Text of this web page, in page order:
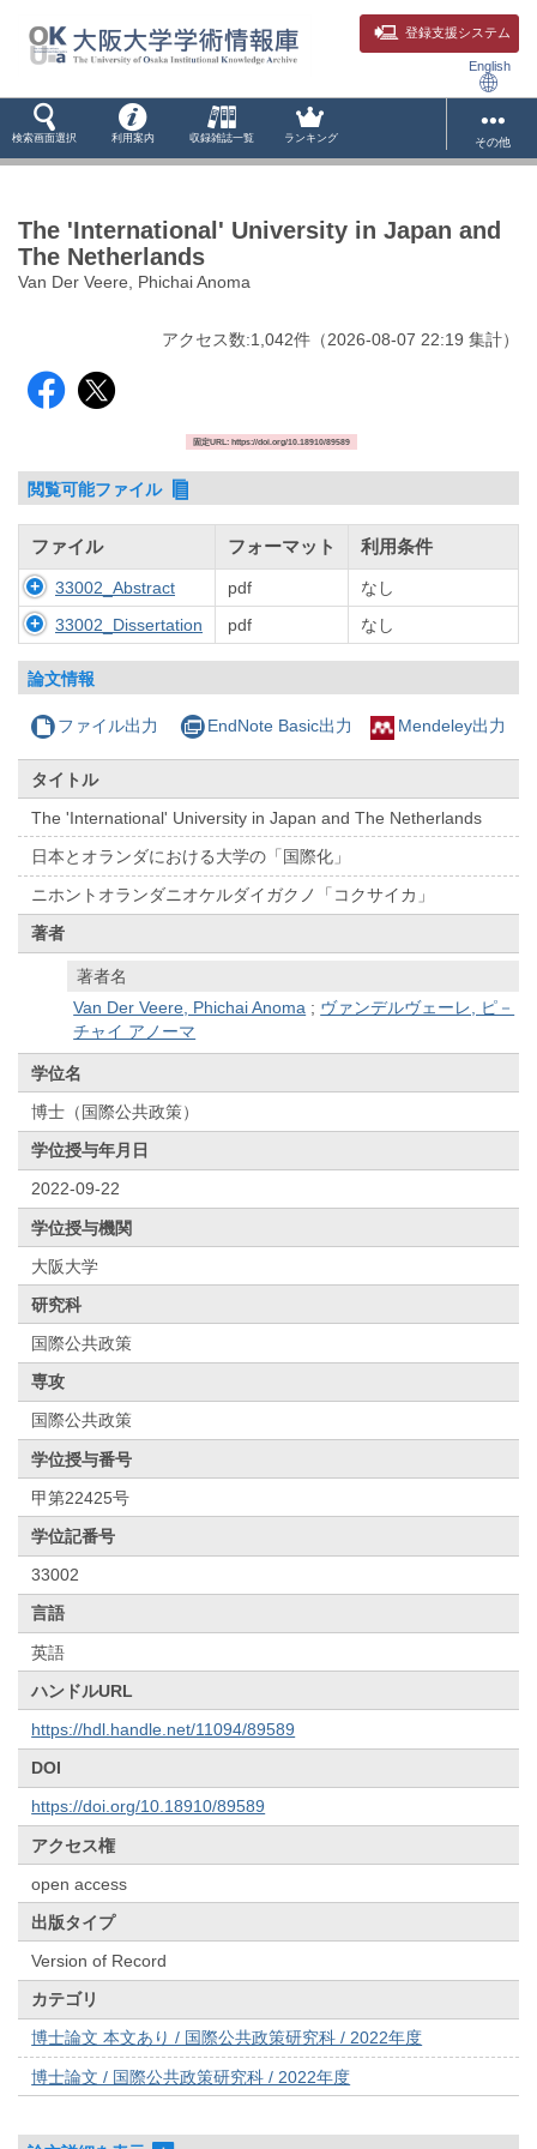
登録支援システム
English
検索画面選択 利用案内 収録雑誌一覧 ランキング その他
The 'International' University in Japan and
The Netherlands
Van Der Veere, Phichai Anoma
アクセス数:1,042件 （2026-08-07 22:19 集計）
固定URL: https://doi.org/10.18910/89589
閲覧可能ファイル
ファイル フォーマット 利用条件
33002_Abstract pdf
なし
33002_Dissertation
pdf なし
論文情報
ファイル出力 EndNote Basic出力 Mendeley出力
タイトル
The 'International' University in Japan and The Netherlands
日本とオランダにおける大学の「国際化」
ニホントオランダニオケルダイガクノ「コクサイカ」
著者
著者名
Van Der Veere, Phichai Anoma ; ヴァンデルヴェーレ, ピ－
チャイ アノーマ
学位名
博士（国際公共政策）
学位授与年月日
2022-09-22
学位授与機関
大阪大学
研究科
国際公共政策
専攻
国際公共政策
学位授与番号
甲第22425号
学位記番号
33002
言語
英語
ハンドルURL
https://hdl.handle.net/11094/89589
DOI
https://doi.org/10.18910/89589
アクセス権
open access
出版タイプ
Version of Record
カテゴリ
博士論文 本文あり / 国際公共政策研究科 / 2022年度
博士論文 / 国際公共政策研究科 / 2022年度